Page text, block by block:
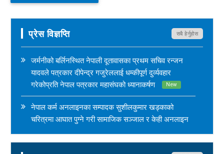
प्रेस विज्ञप्ति सबै हेर्नुहोस
जर्मनीको बर्लिनस्थित नेपाली दूतावासका प्रथम सचिव रन्जन
यादवले पत्रकार दीपेन्द्र गजुरेललाई धम्कीपूर्ण दुर्व्यवहार
गरेकोप्रति नेपाल पत्रकार महासंघको ध्यानाकर्षण
New
नेपाल कर्म अनलाइनका सम्पादक सुशीलकुमार खड्काको
चरित्रमा आघात पुग्ने गरी सामाजिक सञ्जाल र केही अनलाइन
नेपाल पत्रकार महासंघको ध्यानाकर्षण
New